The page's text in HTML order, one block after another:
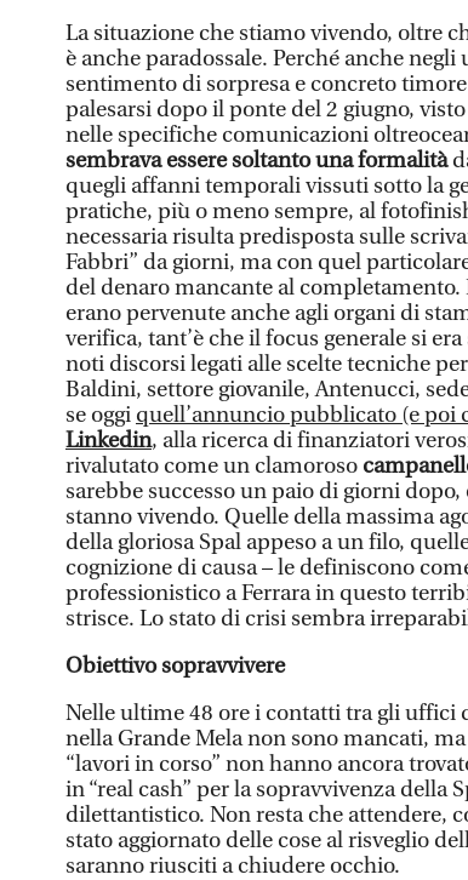
La situazione che stiamo vivendo, oltre
è anche paradossale. Perché anche
sentimento di sorpresa e concreto
palesarsi dopo il ponte del 2 giugno,
nelle specifiche comunicazioni
sembrava essere soltanto una formalità
quegli affanni temporali vissuti sotto la
pratiche, più o meno sempre, al
necessaria risulta predisposta sulle
Fabbri” da giorni, ma con quel
del denaro mancante al completamento.
erano pervenute anche agli organi di
verifica, tant’è che il focus generale si
noti discorsi legati alle scelte tecniche
Baldini, settore giovanile, Antenucci,
se oggi quell’annuncio pubblicato (e poi
Linkedin, alla ricerca di finanziatori
rivalutato come un clamoroso
sarebbe successo un paio di giorni
stanno vivendo. Quelle della massima
della gloriosa Spal appeso a un filo,
cognizione di causa – le definiscono
professionistico a Ferrara in questo
strisce. Lo stato di crisi sembra
Obiettivo sopravvivere
Nelle ultime 48 ore i contatti tra gli uffici
nella Grande Mela non sono mancati,
“lavori in corso” non hanno ancora
in “real cash” per la sopravvivenza della
dilettantistico. Non resta che attendere,
stato aggiornato delle cose al risveglio
saranno riusciti a chiudere occhio.